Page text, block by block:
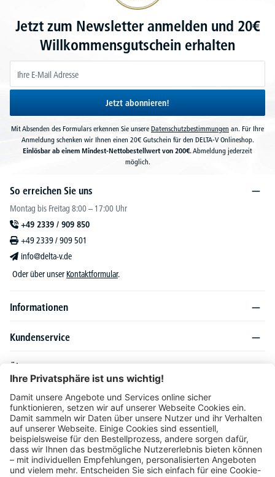
Jetzt zum Newsletter anmelden und 20€
Willkommensgutschein erhalten
Jetzt abonnieren!
Mit Absenden des Formulars erkennen Sie unsere Datenschutzbestimmungen an. Für Ihre
Anmeldung schenken wir Ihnen einen 20€ Gutschein für den DELTA-V Onlineshop.
Einlösbar ab einem Mindest-Nettobestellwert von 200€.Abmeldung jederzeit
möglich.
So erreichen Sie uns
Montag bis Freitag 8:00 – 17:00 Uhr
+49 2339 / 909 850
+49 2339 / 909 501
info@delta-v.de
Oder über unser Kontaktformular.
Informationen
Kundenservice
Über DELTA-V
Produktsortiment
Ratgeber
Folgen Sie uns auch auf